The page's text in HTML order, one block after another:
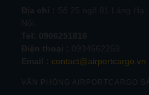
contact@airportcargo.vn
VĂN PHÒNG AIRPORTCARGO